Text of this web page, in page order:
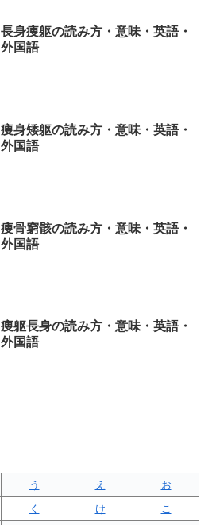
長身痩躯の読み方・意味・英語・
外国語
痩身矮躯の読み方・意味・英語・
外国語
痩骨窮骸の読み方・意味・英語・
外国語
痩躯長身の読み方・意味・英語・
外国語
う え
お
く け
こ